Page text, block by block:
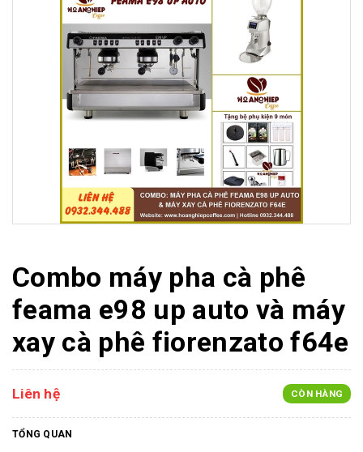
Combo máy pha cà phê
feama e98 up auto và máy
xay cà phê fiorenzato f64e
Liên hệ CÒN HÀNG
TỔNG QUAN